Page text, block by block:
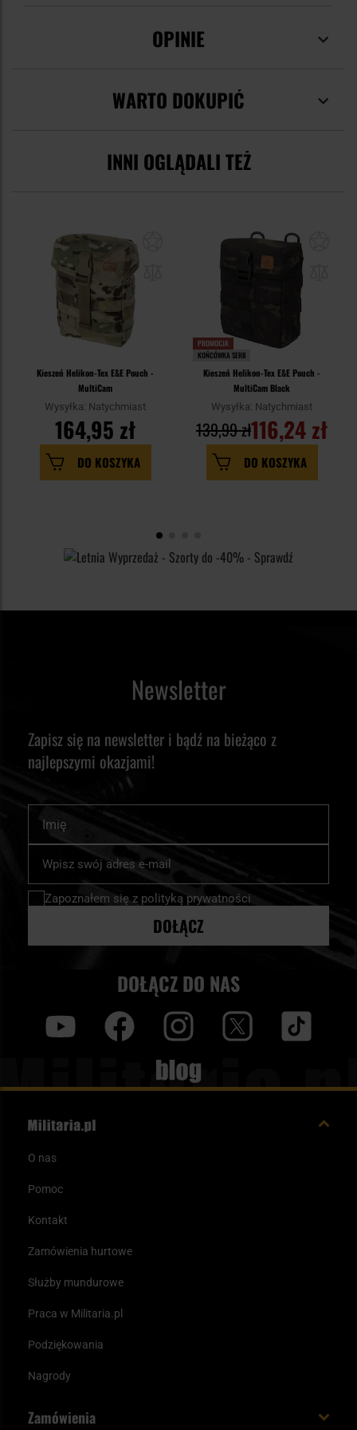
OPINIE
WARTO DOKUPIĆ
INNI OGLĄDALI TEŻ
Kieszeń Helikon-Tex E&E Pouch -
MultiCam
Wysyłka: Natychmiast
164,95 zł
DO KOSZYKA
PROMOCJA
KOŃCÓWKA SERII
Kieszeń Helikon-Tex E&E Pouch -
MultiCam Black
Wysyłka: Natychmiast
116,24 zł
139,99 zł
DO KOSZYKA
Newsletter
Zapisz się na newsletter i bądź na bieżąco z
najlepszymi okazjami!
nasz
newsletter:
Zapoznałem się z polityką prywatności
DOŁĄCZ
DOŁĄCZ DO NAS
Blog
O nas
Pomoc
Kontakt
Zamówienia hurtowe
Służby mundurowe
Praca w Militaria.pl
Podziękowania
Nagrody
Zamówienia